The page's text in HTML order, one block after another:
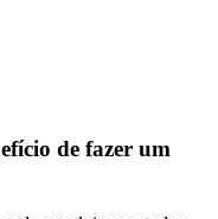
de fazer um